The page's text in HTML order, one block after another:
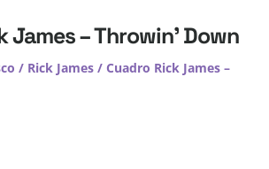
James – Throwin’ Down
/ Rick James / Cuadro Rick James –